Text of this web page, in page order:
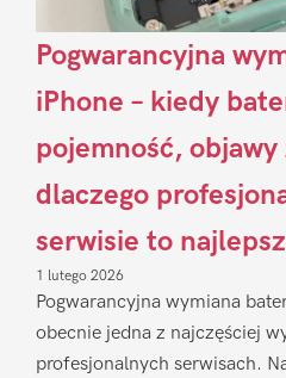
Pogwarancyjna
iPhone – kiedy
pojemność, objawy
dlaczego
serwisie to
1 lutego 2026
Pogwarancyjna wymiana
obecnie jedna z najczęściej
profesjonalnych serwisach.